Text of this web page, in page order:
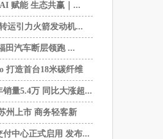
赋能 生态共赢｜...
运引力火箭发动机...
田汽车断层领跑 ...
打造首台18米碳纤维
量5.4万 同比大涨超...
州上市 商务轻客新
中心正式启用 发布...